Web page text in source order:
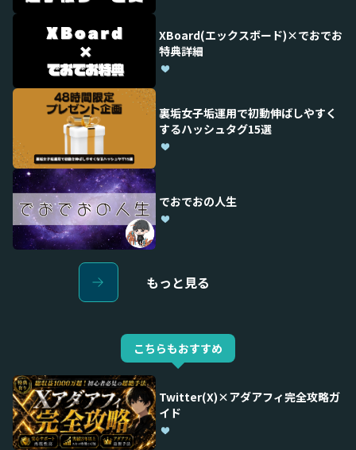
XBoard(エックスボード)×でおでお
特典詳細
裏垢女子垢運用で初動伸ばしやすく
するハッシュタグ15選
でおでおの人生
もっと見る
こちらもおすすめ
Twitter(X)×アダアフィ完全攻略ガ
イド